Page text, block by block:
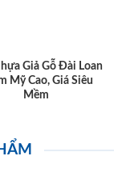
Giả Gỗ Đài Loan
Mỹ Cao, Giá Siêu
Mềm